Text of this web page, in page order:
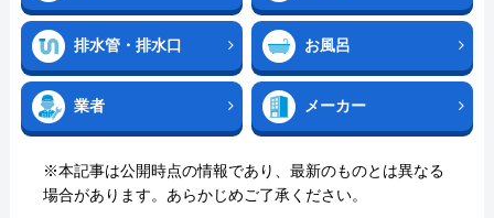
排水管・排水口 お風呂
業者 メーカー
※本記事は公開時点の情報であり、最新のものとは異なる
場合があります。あらかじめご了承ください。